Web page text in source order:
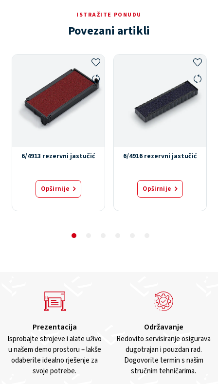
ISTRAŽITE PONUDU
Povezani artikli
6/4913 rezervni jastučić
Opširnije
6/4916 rezervni jastučić
Opširnije
Prezentacija
Isprobajte strojeve i alate uživo
u našem demo prostoru – lakše
odaberite idealno rješenje za
svoje potrebe.
Održavanje
Redovito servisiranje osigurava
dugotrajan i pouzdan rad.
Dogovorite termin s našim
stručnim tehničarima.